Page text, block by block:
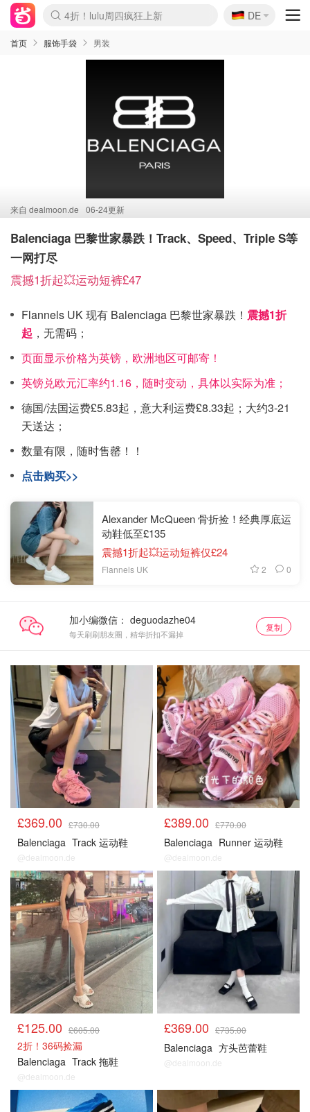
Boticinal 夏促开抢！
4折！lulu周四疯狂上新
还没结束！&OtherStories大促
Joybuy变相75折 随时失效
速领！Stanley独家85折
疑似霸哥！Camper额外叠85折
Zalando 奥莱闪促！每日更新
Moncler反季囤！5折起+叠9折
Coach Brooklyn仅€192
🇩🇪
DE
首页 服饰手袋 男装
来自 dealmoon.de 06-24更新
Balenciaga 巴黎世家暴跌！Track、Speed、Triple S等
一网打尽
震撼1折起💥运动短裤£47
Flannels UK 现有 Balenciaga 巴黎世家暴跌！ 震撼1折
起 ，无需码；
页面显示价格为英镑，欧洲地区可邮寄！
英镑兑欧元汇率约1.16，随时变动，具体以实际为准；
德国/法国运费£5.83起，意大利运费£8.33起；大约3-21
天送达；
数量有限，随时售罄！！
点击购买>>
Alexander McQueen 骨折捡！经典厚底运
动鞋低至£135
震撼1折起💥运动短裤仅£24
Flannels UK 2 0
加小编微信：
每天刷刷朋友圈，精华折扣不漏掉
复制
£369.00 £730.00
Balenciaga Track 运动鞋
@dealmoon.de
£389.00 £770.00
Balenciaga Runner 运动鞋
@dealmoon.de
£125.00 £605.00
2折！36码捡漏
Balenciaga Track 拖鞋
@dealmoon.de
£369.00 £735.00
Balenciaga 方头芭蕾鞋
@dealmoon.de